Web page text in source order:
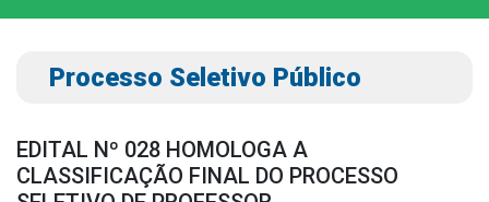
A Prefeitura
Gabinete do Vice-prefeito
Símbolos Oficiais
Estrutura Organizacional
Processo Seletivo Público
EDITAL Nº 028 HOMOLOGA A
CLASSIFICAÇÃO FINAL DO PROCESSO